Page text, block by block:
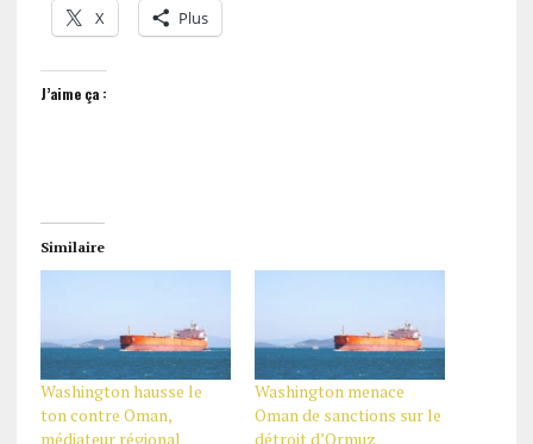
X Plus
J’aime ça :
Similaire
Washington hausse le
ton contre Oman,
médiateur régional
Washington menace
Oman de sanctions sur le
détroit d’Ormuz